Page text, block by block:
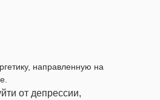
направленную на
от депрессии,